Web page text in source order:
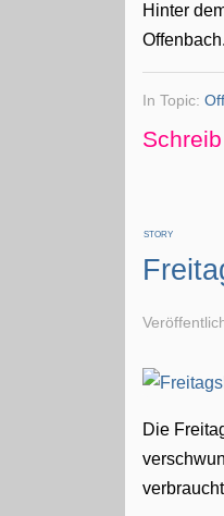
Hinter
Offenbach.
In Topic:
STORY
Die